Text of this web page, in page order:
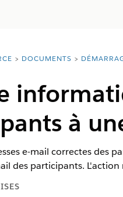
DOCUMENTS
à
e-mail correctes des
des participants.